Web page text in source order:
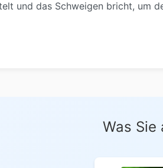
und das Schweigen bricht, um
Was Sie